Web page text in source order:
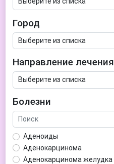
Город
Направление лечения
Болезни
Аденоиды
Аденокарцинома
Аденокарцинома желудка